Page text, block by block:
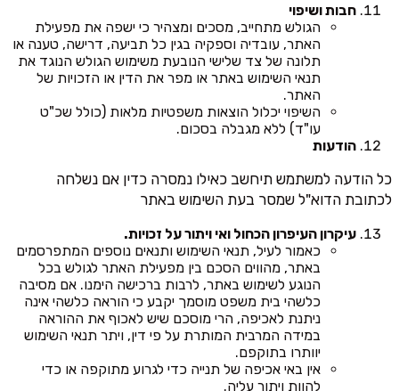
חבות ושיפוי
הגולש מתחייב, מסכים ומצהיר כי ישפה את מפעילת
האתר, עובדיה וספקיה בגין כל תביעה, דרישה, טענה או
תלונה של צד שלישי הנובעת משימוש הגולש הנוגד את
תנאי השימוש באתר או מפר את הדין או הזכויות של
האתר.
השיפוי יכלול הוצאות משפטיות מלאות (כולל שכ"ט
עו"ד) ללא מגבלה בסכום.
הודעות
כל הודעה למשתמש תיחשב כאילו נמסרה כדין אם נשלחה
לכתובת הדוא"ל שמסר בעת השימוש באתר
עיקרון העיפרון הכחול ואי ויתור על זכויות.
כאמור לעיל, תנאי השימוש ותנאים נוספים המתפרסמים
באתר, מהווים הסכם בין מפעילת האתר לגולש בכל
הנוגע לשימוש באתר, לרבות ברכישה הימנו. אם מסיבה
כלשהי בית משפט מוסמך יקבע כי הוראה כלשהי אינה
ניתנת לאכיפה, הרי מוסכם שיש לאכוף את ההוראה
במידה המרבית המותרת על פי דין, ויתר תנאי השימוש
יוותרו בתוקפם.
אין באי אכיפה של תנייה כדי לגרוע מתוקפה או כדי
להוות ויתור עליה.